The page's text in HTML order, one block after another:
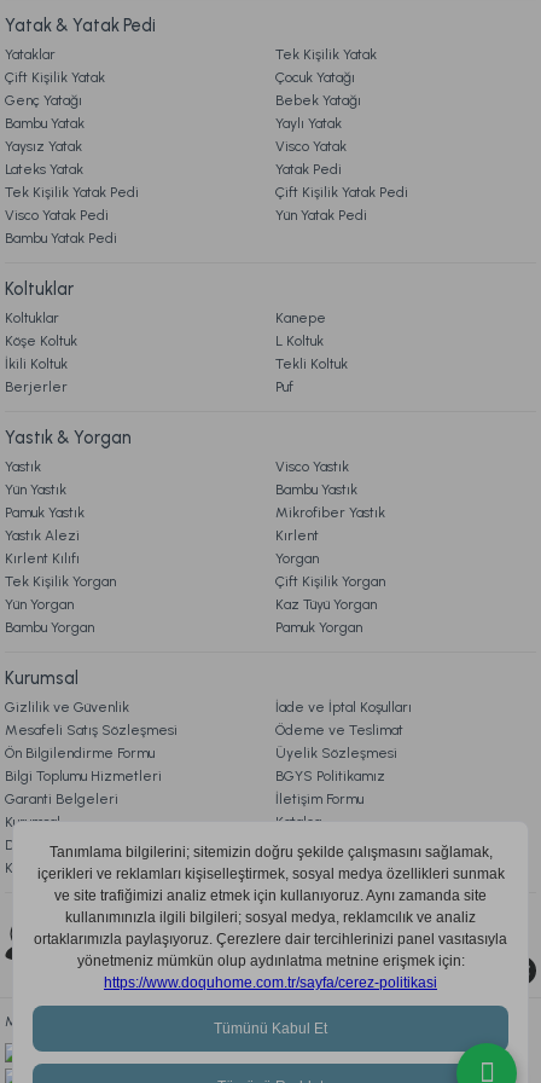
9. YATAK & KOLTUK SİPARİŞ VE İADE İŞLEMLERİ
Ücretsiz Kargo
Marietta Füme Cam Kapaklı Dekoratif Standart
2.899,00 TL
2.699,00 TL
Marietta Kitap Kutu 2'li Standart
999,00 TL
Marietta Cam Düğüm Obje Standart
2.699,00 TL
Ücretsiz Kargo
Marietta Turuncu 2'li Cam Vazo Standart
2.199,00 TL
Ücretsiz Kargo
Marietta Traverten Gold 2'li Şamdan Standart
2.999,00 TL
Yatak & Yatak Pedi
Yataklar
Tek Kişilik Yatak
Çift Kişilik Yatak
Çocuk Yatağı
Genç Yatağı
Bebek Yatağı
Bambu Yatak
Yaylı Yatak
Yaysız Yatak
Visco Yatak
Lateks Yatak
Yatak Pedi
Tek Kişilik Yatak Pedi
Çift Kişilik Yatak Pedi
Visco Yatak Pedi
Yün Yatak Pedi
Bambu Yatak Pedi
Koltuklar
Koltuklar
Kanepe
Köşe Koltuk
L Koltuk
İkili Koltuk
Tekli Koltuk
Berjerler
Puf
Yastık & Yorgan
Yastık
Visco Yastık
Yün Yastık
Bambu Yastık
Pamuk Yastık
Mikrofiber Yastık
Yastık Alezi
Kırlent
Kırlent Kılıfı
Yorgan
Tek Kişilik Yorgan
Çift Kişilik Yorgan
Yün Yorgan
Kaz Tüyü Yorgan
Bambu Yorgan
Pamuk Yorgan
Kurumsal
Gizlilik ve Güvenlik
İade ve İptal Koşulları
Mesafeli Satış Sözleşmesi
Ödeme ve Teslimat
Ön Bilgilendirme Formu
Üyelik Sözleşmesi
Bilgi Toplumu Hizmetleri
BGYS Politikamız
Garanti Belgeleri
İletişim Formu
Kurumsal
Katalog
Doqu Blog
Çerez Politikası
KVKK Aydınlatma Metni
Bizi Takip Edin
0850 205 03 35
Mobil Uygulamayı İndir, Fırsatları Kaçırma!